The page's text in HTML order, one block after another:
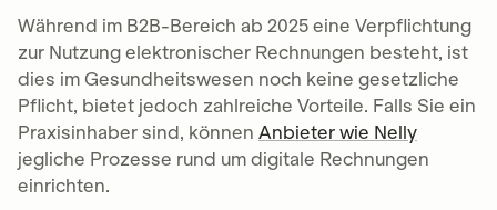
Während im B2B-Bereich ab 2025 eine Verpflichtung
zur Nutzung elektronischer Rechnungen besteht, ist
dies im Gesundheitswesen noch keine gesetzliche
Pflicht, bietet jedoch zahlreiche Vorteile. Falls Sie ein
Praxisinhaber sind, können Anbieter wie Nelly
jegliche Prozesse rund um digitale Rechnungen
einrichten.